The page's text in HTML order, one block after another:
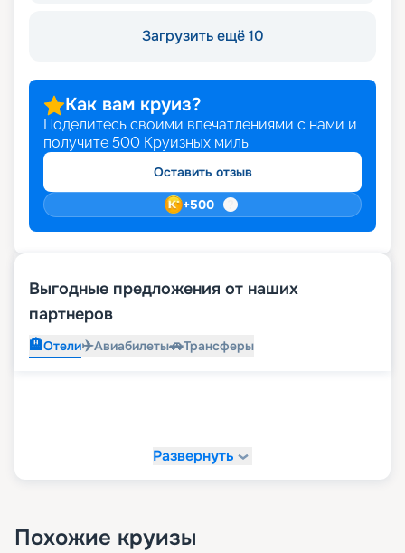
Загрузить ещё 10
Как вам круиз?
Поделитесь своими впечатлениями с нами и
получите 500 Круизных миль
Оставить отзыв
+500
Выгодные предложения от наших
партнеров
🏨Отели✈️Авиабилеты🚗Трансферы
Развернуть
Похожие круизы